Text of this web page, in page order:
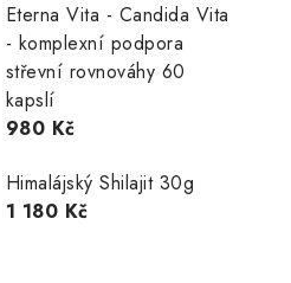
Eterna Vita - Candida Vita
- komplexní podpora
střevní rovnováhy 60
kapslí
980 Kč
Himalájský Shilajit 30g
1 180 Kč